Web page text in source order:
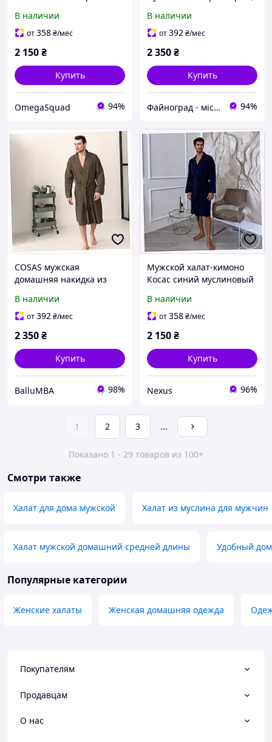
В наличии
от358₴/мес
2 150₴
Купить
OmegaSquad 94%
В наличии
от392₴/мес
2 350₴
Купить
Файноград - місто файних речей 94%
COSAS мужская
домашняя накидка из
В наличии
от392₴/мес
2 350₴
Купить
BalluMBA 98%
Мужской халат-кимоно
Косас синий муслиновый
В наличии
от358₴/мес
2 150₴
Купить
Nexus 96%
1 2 3 ...
Показано 1 - 29 товаров из 100+
Смотри также
Халат для дома мужской Халат из муслина для мужчин
Халат мужской домашний средней длины Удобный
Популярные категории
Женские халаты Женская домашняя одежда
Покупателям
Продавцам
О нас